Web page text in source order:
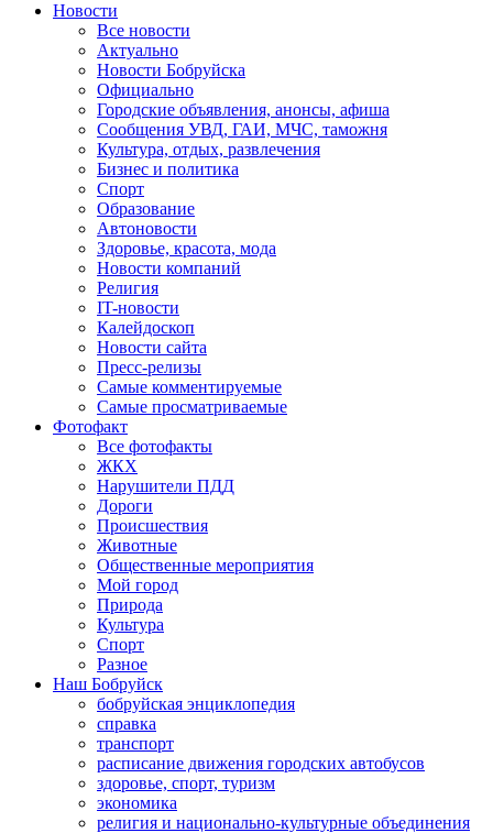
Новости
Все новости
Актуально
Новости Бобруйска
Официально
Городские объявления, анонсы, афиша
Сообщения УВД, ГАИ, МЧС, таможня
Культура, отдых, развлечения
Бизнес и политика
Спорт
Образование
Автоновости
Здоровье, красота, мода
Новости компаний
Религия
IT-новости
Калейдоскоп
Новости сайта
Пресс-релизы
Самые комментируемые
Самые просматриваемые
Фотофакт
Все фотофакты
ЖКХ
Нарушители ПДД
Дороги
Происшествия
Животные
Общественные мероприятия
Мой город
Природа
Культура
Спорт
Разное
Наш Бобруйск
бобруйская энциклопедия
справка
транспорт
расписание движения городских автобусов
здоровье, спорт, туризм
экономика
религия и национально-культурные объединения